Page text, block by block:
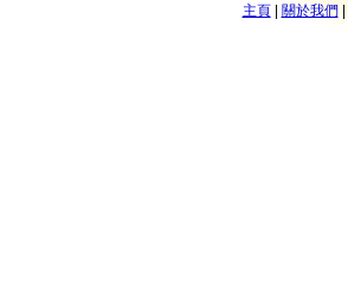
主頁| 關於我們|